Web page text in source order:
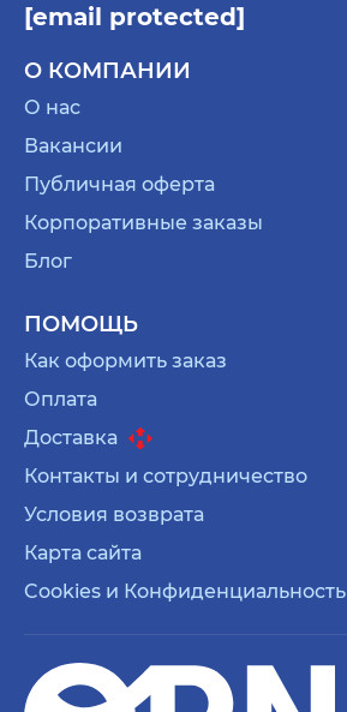
[email protected]
О КОМПАНИИ
О нас
Вакансии
Публичная оферта
Корпоративные заказы
Блог
ПОМОЩЬ
Как оформить заказ
Оплата
Доставка
Контакты и сотрудничество
Условия возврата
Карта сайта
Cookies и Конфиденциальность